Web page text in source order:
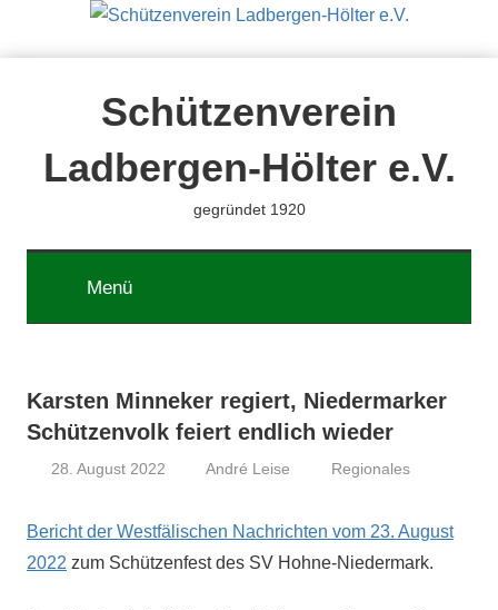
Schützenverein
Ladbergen-Hölter e.V.
gegründet 1920
Menü
Karsten Minneker regiert, Niedermarker
Schützenvolk feiert endlich wieder
28. August 2022 André Leise Regionales
Bericht der West­fälis­chen Nachricht­en vom 23. August
2022 zum Schützen­fest des SV Hohne-Niedermark.